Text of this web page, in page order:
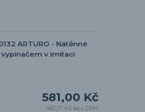
ARTURO - Nátěnné
v imitaci
581,00 Kč
480,17 Kč bez DPH